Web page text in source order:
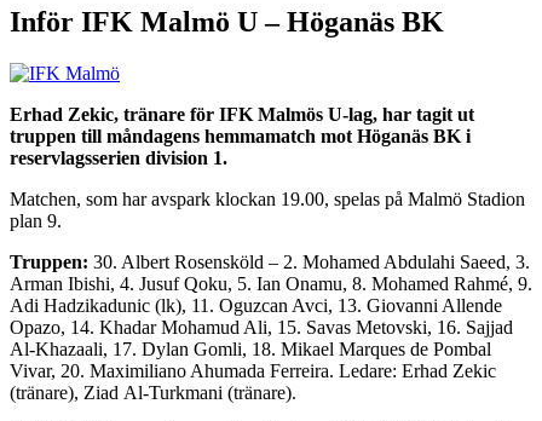
Inför IFK Malmö U – Höganäs BK
Erhad Zekic, tränare för IFK Malmös U-lag, har tagit ut
truppen till måndagens hemmamatch mot Höganäs BK i
reservlagsserien division 1.
Matchen, som har avspark klockan 19.00, spelas på Malmö Stadion
plan 9.
Truppen: 30. Albert Rosensköld – 2. Mohamed Abdulahi Saeed, 3.
Arman Ibishi, 4. Jusuf Qoku, 5. Ian Onamu, 8. Mohamed Rahmé, 9.
Adi Hadzikadunic (lk), 11. Oguzcan Avci, 13. Giovanni Allende
Opazo, 14. Khadar Mohamud Ali, 15. Savas Metovski, 16. Sajjad
Al-Khazaali, 17. Dylan Gomli, 18. Mikael Marques de Pombal
Vivar, 20. Maximiliano Ahumada Ferreira. Ledare: Erhad Zekic
(tränare), Ziad Al-Turkmani (tränare).